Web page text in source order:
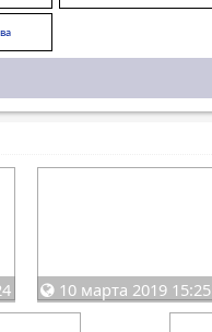
10 марта 2019 15:25